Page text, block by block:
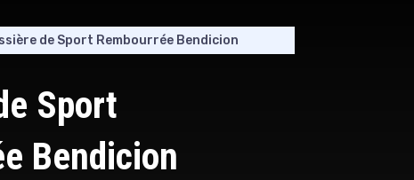
de Sport Rembourrée Bendicion
Sport
Bendicion